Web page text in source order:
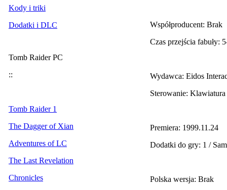
Kody i triki
Dodatki i DLC
Tomb Raider PC
::
Tomb Raider 1
The Dagger of Xian
Adventures of LC
The Last Revelation
Chronicles
Współproducent: Brak
Czas przejścia fabuły:
Wydawca: Eidos
Sterowanie: Klawiatura
Premiera: 1999.11.24
Dodatki do gry: 1 /
Polska wersja: Brak